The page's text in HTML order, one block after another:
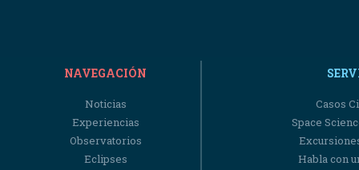
NAVEGACIÓN
Noticias
Experiencias
Observatorios
Eclipses
Casos
Space
Habla con